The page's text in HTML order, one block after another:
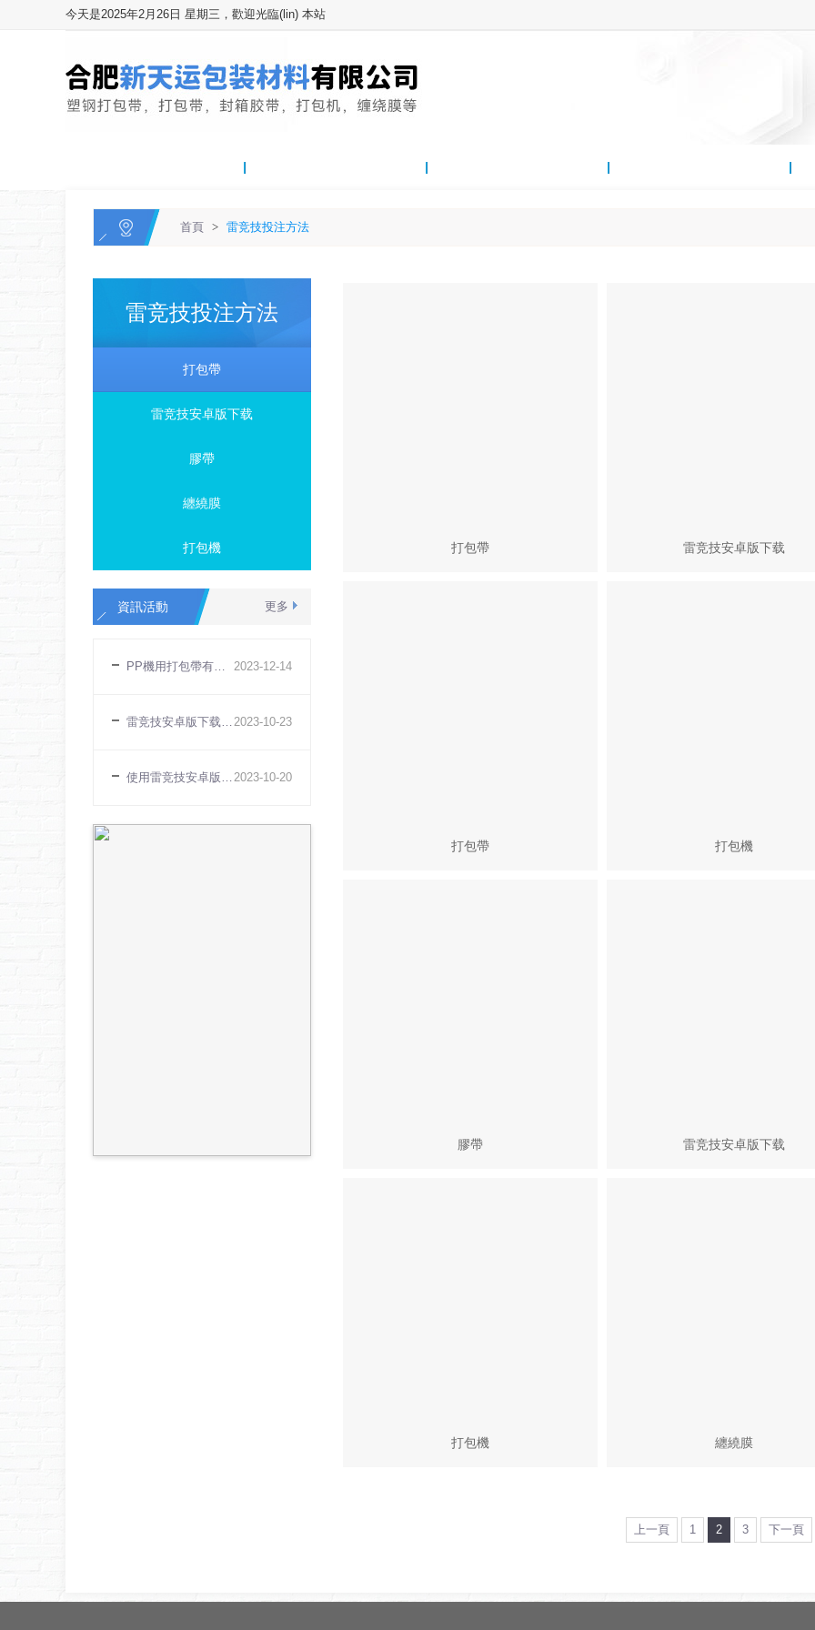
今天是2025年2月26日 星期三，歡迎光臨(lin) 本站
首頁 > 雷竞技投注方法
雷竞技投注方法
打包帶
雷竞技安卓版下载
膠帶
纏繞膜
打包機
更多
資訊活動
2023-12-14
PP機用打包帶有哪些特點
2023-10-23
雷竞技安卓版下载無法打緊原因
2023-10-20
使用雷竞技安卓版下载有什麽好處
打包帶 雷竞技安卓版下载
打包帶 打包機
膠帶 雷竞技安卓版下载
打包機 纏繞膜
上一頁 1 2 3 下一頁